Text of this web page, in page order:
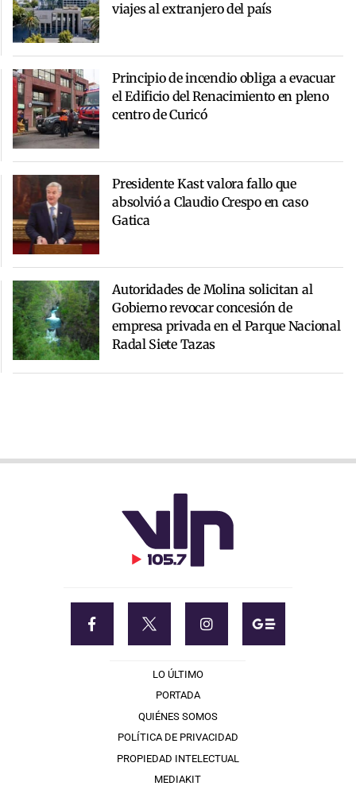
viajes al extranjero del país
Principio de incendio obliga a evacuar
el Edificio del Renacimiento en pleno
centro de Curicó
Presidente Kast valora fallo que
absolvió a Claudio Crespo en caso
Gatica
Autoridades de Molina solicitan al
Gobierno revocar concesión de
empresa privada en el Parque Nacional
Radal Siete Tazas
LO ÚLTIMO
PORTADA
QUIÉNES SOMOS
POLÍTICA DE PRIVACIDAD
PROPIEDAD INTELECTUAL
MEDIAKIT